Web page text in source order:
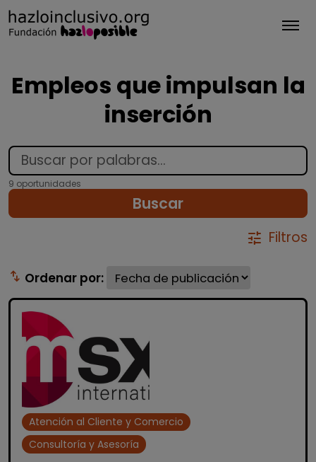
Empleos que impulsan la
inserción
9 oportunidades
Buscar
tune Filtros
swap_vert Ordenar por:
Atención al Cliente y Comercio
Consultoría y Asesoría